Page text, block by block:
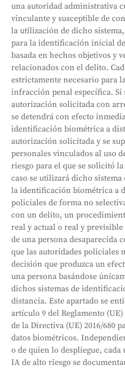
una autoridad administrativa
vinculante y susceptible de
la utilización de dicho
para la identificación inicial
basada en hechos objetivos y
relacionados con el delito.
estrictamente necesario para
infracción penal específica. Si
autorización solicitada con
se detendrá con efecto
identificación biométrica a
autorización solicitada y se
personales vinculados al uso
riesgo para el que se solicitó
caso se utilizará dicho
la identificación biométrica a
policiales de forma no
con un delito, un
real y actual o real y
de una persona desaparecida
que las autoridades policiales
decisión que produzca un
una persona basándose
dichos sistemas de
distancia. Este apartado se
artículo 9 del Reglamento
de la Directiva (UE) 2016/680
datos biométricos.
o de quien lo despliegue, cada
IA de alto riesgo se